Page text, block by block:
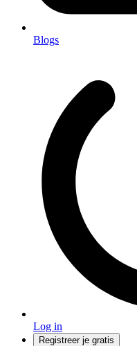
Blogs
Log in
Registreer je gratis